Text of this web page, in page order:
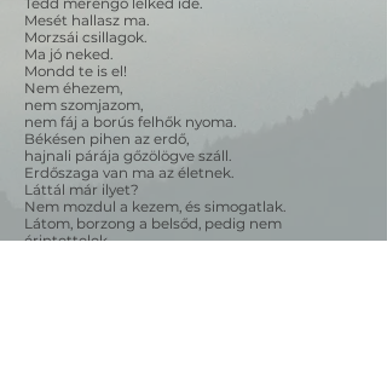
Tedd merengő lelked ide.
Mesét hallasz ma.
Morzsái csillagok.
Ma jó neked.
Mondd te is el!
Nem éhezem,
nem szomjazom,
nem fáj a borús felhők nyoma.
Békésen pihen az erdő,
hajnali párája gőzölögve száll.
Erdőszaga van ma az életnek.
Láttál már ilyet?
Nem mozdul a kezem, és simogatlak.
Látom, borzong a belsőd, pedig nem
érintettelek.